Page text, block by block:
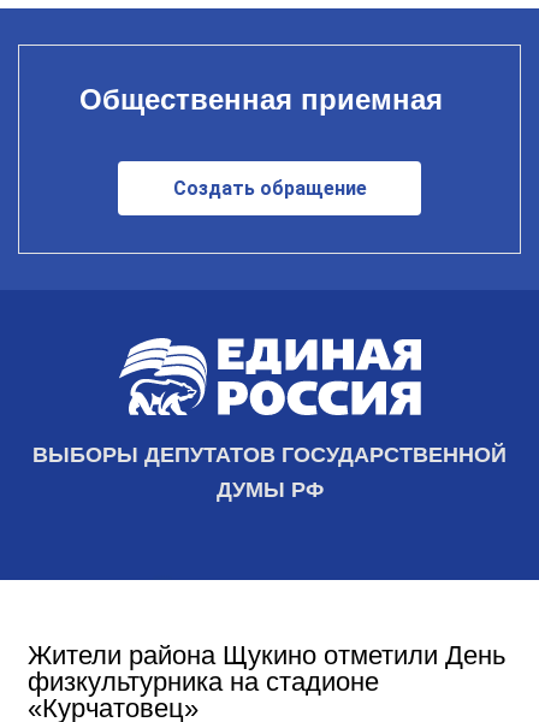
Общественная приемная
Создать обращение
ВЫБОРЫ ДЕПУТАТОВ ГОСУДАРСТВЕННОЙ
ДУМЫ РФ
Жители района Щукино отметили День
физкультурника на стадионе
«Курчатовец»